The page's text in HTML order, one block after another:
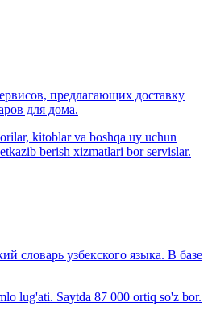
предлагающих доставку
для дома.
kitoblar va boshqa uy uchun
berish xizmatlari bor servislar.
словарь узбекского языка. В базе
lug'ati. Saytda 87 000 ortiq so'z bor.